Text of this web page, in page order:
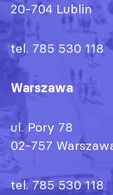
20-704 Lublin
tel. 785 530 118
Warszawa
ul. Pory 78
02-757
tel. 785 530 118